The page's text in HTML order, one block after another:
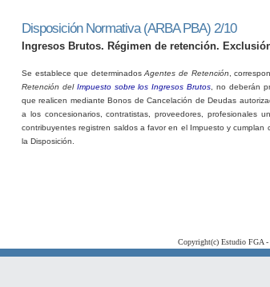
Disposición Normativa (ARBA PBA) 2/10
Ingresos Brutos. Régimen de retención.
Se establece que determinadosAgentes de Retención ,
Retención del Impuesto sobre los Ingresos Brutos , no deberán
que realicen mediante Bonos de Cancelación de Deudas
a los concesionarios, contratistas, proveedores, profesionales
contribuyentes registren saldos a favor en el Impuesto y cumplan
la Disposición.
Copyright(c) Estudio FGA